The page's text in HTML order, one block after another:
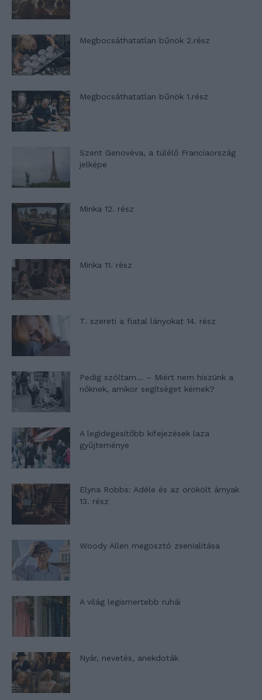
Megbocsáthatatlan bűnök 2.rész
Megbocsáthatatlan bűnök 1.rész
Szent Genovéva, a túlélő Franciaország
jelképe
Minka 12. rész
Minka 11. rész
T. szereti a fiatal lányokat 14. rész
Pedig szóltam… – Miért nem hiszünk a
nőknek, amikor segítséget kérnek?
A legidegesítőbb kifejezések laza
gyűjteménye
Elyna Robbs: Adéle és az örökölt árnyak
13. rész
Woody Allen megosztó zsenialitása
A világ legismertebb ruhái
Nyár, nevetés, anekdoták